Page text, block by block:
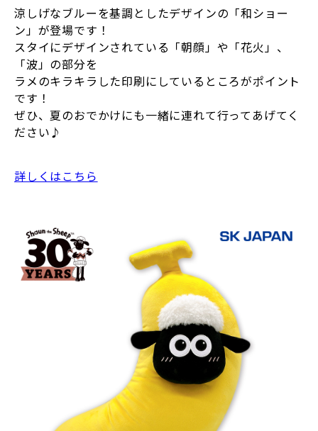
涼しげなブルーを基調としたデザインの「和ショー
ン」が登場です！
スタイにデザインされている「朝顔」や「花火」、
「波」の部分を
ラメのキラキラした印刷にしているところがポイント
です！
ぜひ、夏のおでかけにも一緒に連れて行ってあげてく
ださい♪
詳しくはこちら